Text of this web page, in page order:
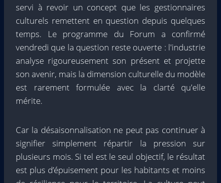
servi à revoir un concept que les gestionnaires
culturels remettent en question depuis quelques
temps. Le programme du Forum a confirmé
vendredi que la question reste ouverte : l'industrie
analyse rigoureusement son présent et projette
son avenir, mais la dimension culturelle du modèle
est rarement formulée avec la clarté qu'elle
mérite.
Car la désaisonnalisation ne peut pas continuer à
signifier simplement répartir la pression sur
plusieurs mois. Si tel est le seul objectif, le résultat
est plus d’épuisement pour les habitants et moins